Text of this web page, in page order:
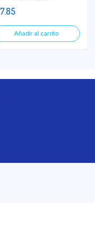
7.85
Añadir al carrito